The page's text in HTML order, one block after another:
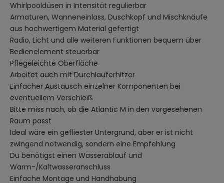
Whirlpooldüsen in Intensität regulierbar
Armaturen, Wanneneinlass, Duschkopf und Mischknäufe
aus hochwertigem Material gefertigt
Radio, Licht und alle weiteren Funktionen bequem über
Bedienelement steuerbar
Pflegeleichte Oberfläche
Arbeitet auch mit Durchlauferhitzer
Einfacher Austausch einzelner Komponenten bei
eventuellem Verschleiß
Bitte miss nach, ob die Atlantic M in den vorgesehenen
Raum passt
Ideal wäre ein gefliester Untergrund, aber er ist nicht
zwingend notwendig, sondern eine Empfehlung
Du benötigst einen Wasserablauf und
Warm-/Kaltwasseranschluss
Einfache Montage und Handhabung